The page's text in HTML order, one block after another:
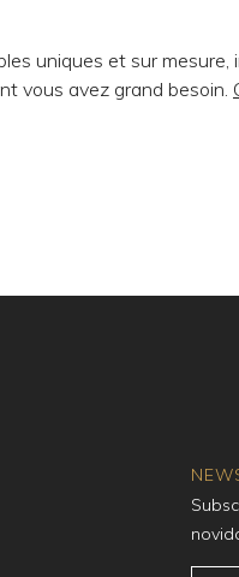
uniques et sur mesure,
vous avez grand besoin.